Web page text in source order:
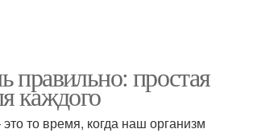
правильно: простая
каждого
то время, когда наш организм